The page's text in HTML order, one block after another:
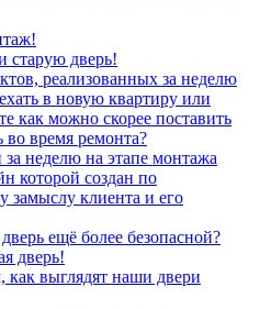
старую дверь!
реализованных за неделю
в новую квартиру или
как можно скорее поставить
во время ремонта?
неделю на этапе монтажа
которой создан по
замыслу клиента и его
ещё более безопасной?
дверь!
как выглядят наши двери